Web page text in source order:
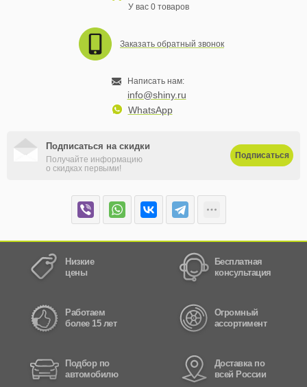
У вас 0 товаров
Заказать обратный звонок
Написать нам:
info@shiny.ru
WhatsApp
Подписаться на скидки
Получайте информацию
о скидках первыми!
Подписаться
Низкие
цены
Бесплатная
консультация
Работаем
более 15 лет
Огромный
ассортимент
Подбор по
автомобилю
Доставка по
всей России